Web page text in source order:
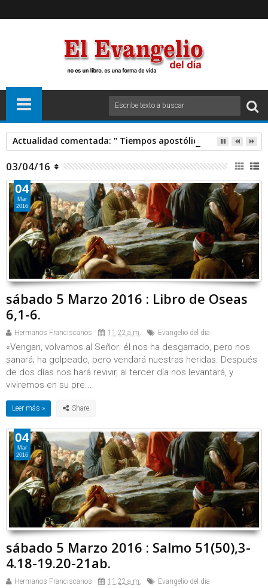
Actualidad comentada: " Tiempos apostólicos" Padre
03/04/16
sábado 5 Marzo 2016 : Libro de Oseas
6,1-6.
Hermanos Franciscanos 11:22 a.m. Evangelio del dia
«Vengan, volvamos al Señor: él nos ha desgarrado, pero nos
sanará; ha golpeado, pero vendará nuestras heridas. Después
de dos días nos hará revivir, al tercer día nos levantará, y
viviremos en su pre...
Leer más »
04
Mar
2016
sábado 5 Marzo 2016 : Salmo 51(50),3-
4.18-19.20-21ab.
Hermanos Franciscanos 11:22 a.m. Evangelio del dia
04
Mar
2016